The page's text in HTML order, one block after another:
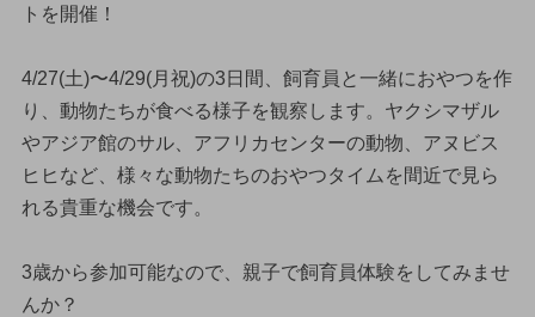
トを開催！
4/27(土)〜4/29(月祝)の3日間、飼育員と一緒におやつを作
り、動物たちが食べる様子を観察します。ヤクシマザル
やアジア館のサル、アフリカセンターの動物、アヌビス
ヒヒなど、様々な動物たちのおやつタイムを間近で見ら
れる貴重な機会です。
3歳から参加可能なので、親子で飼育員体験をしてみませ
んか？